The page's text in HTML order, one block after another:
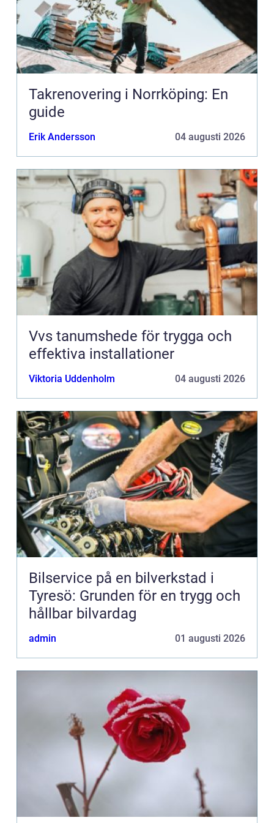
Takrenovering i Norrköping: En
guide
Erik Andersson 04 augusti 2026
Vvs tanumshede för trygga och
effektiva installationer
Viktoria Uddenholm 04 augusti 2026
Bilservice på en bilverkstad i
Tyresö: Grunden för en trygg och
hållbar bilvardag
admin 01 augusti 2026